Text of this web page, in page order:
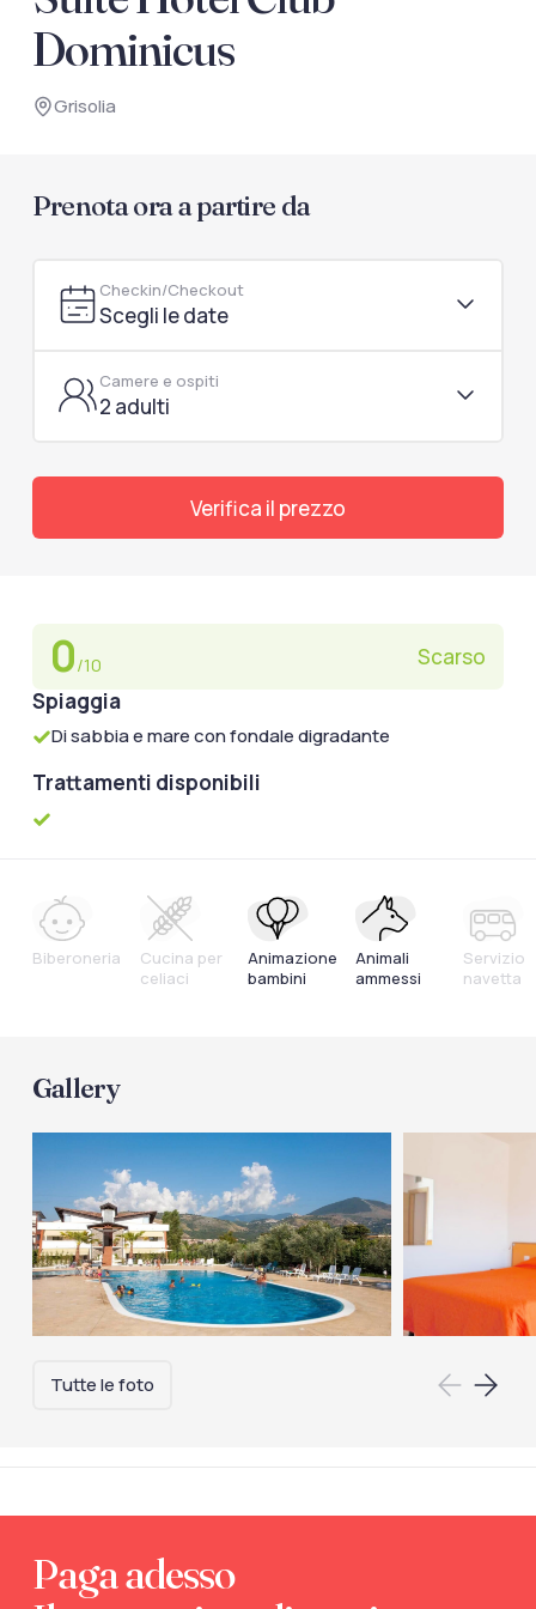
documenti di viaggio.
Accedi / Registrati
Dominicus
Grisolia
Prenota ora a partire da
Checkin/Checkout
Scegli le date
Camere e ospiti
2 adulti
Verifica il prezzo
0/10
Scarso
Spiaggia
Di sabbia e mare con fondale digradante
Trattamenti disponibili
Biberoneria
Cucina per
celiaci
Animazione
bambini
Animali
ammessi
Servizio
navetta
Gallery
Tutte le foto
Paga adesso